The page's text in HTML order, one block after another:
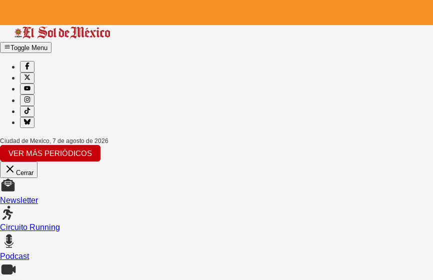
Toggle Menu
Ciudad de Mexico, 7 de agosto de 2026
VER MÁS PERIÓDICOS
Cerrar
Newsletter
Circuito Running
Podcast